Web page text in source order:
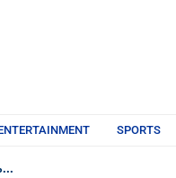
SPORTS